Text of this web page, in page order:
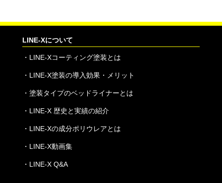
LINE-Xについて
・ LINE-Xコーティング塗装とは
・ LINE-X塗装の導入効果・メリット
・ 塗装タイプのベッドライナーとは
・ LINE-X 歴史と実績の紹介
・ LINE-Xの成分ポリウレアとは
・ LINE-X動画集
・ LINE-X Q&A